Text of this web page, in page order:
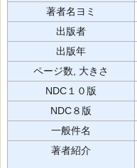
著者名ヨミ
出版者
出版年
ページ数, 大きさ
NDC１０版
NDC８版
一般件名
著者紹介